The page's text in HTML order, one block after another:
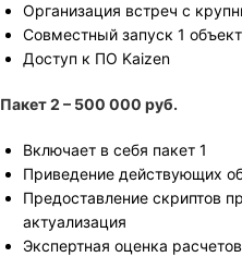
Организация встреч с
Совместный запуск 1
Доступ к ПО Kaizen
Пакет 2 – 500 000 руб.
Включает в себя пакет 1
Приведение действующих
Предоставление скриптов
актуализация
Экспертная оценка